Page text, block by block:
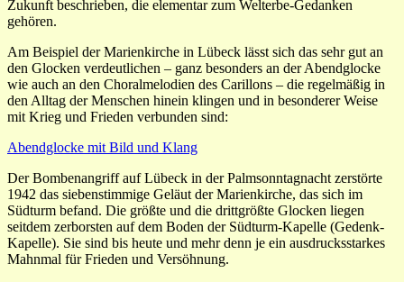
Zukunft beschrieben, die elementar zum Welterbe-Gedanken
gehören.
Am Beispiel der Marienkirche in Lübeck lässt sich das sehr gut an
den Glocken verdeutlichen – ganz besonders an der Abendglocke
wie auch an den Choralmelodien des Carillons – die regelmäßig in
den Alltag der Menschen hinein klingen und in besonderer Weise
mit Krieg und Frieden verbunden sind:
Abendglocke mit Bild und Klang
Der Bombenangriff auf Lübeck in der Palmsonntagnacht zerstörte
1942 das siebenstimmige Geläut der Marienkirche, das sich im
Südturm befand. Die größte und die drittgrößte Glocken liegen
seitdem zerborsten auf dem Boden der Südturm-Kapelle (Gedenk-
Kapelle). Sie sind bis heute und mehr denn je ein ausdrucksstarkes
Mahnmal für Frieden und Versöhnung.